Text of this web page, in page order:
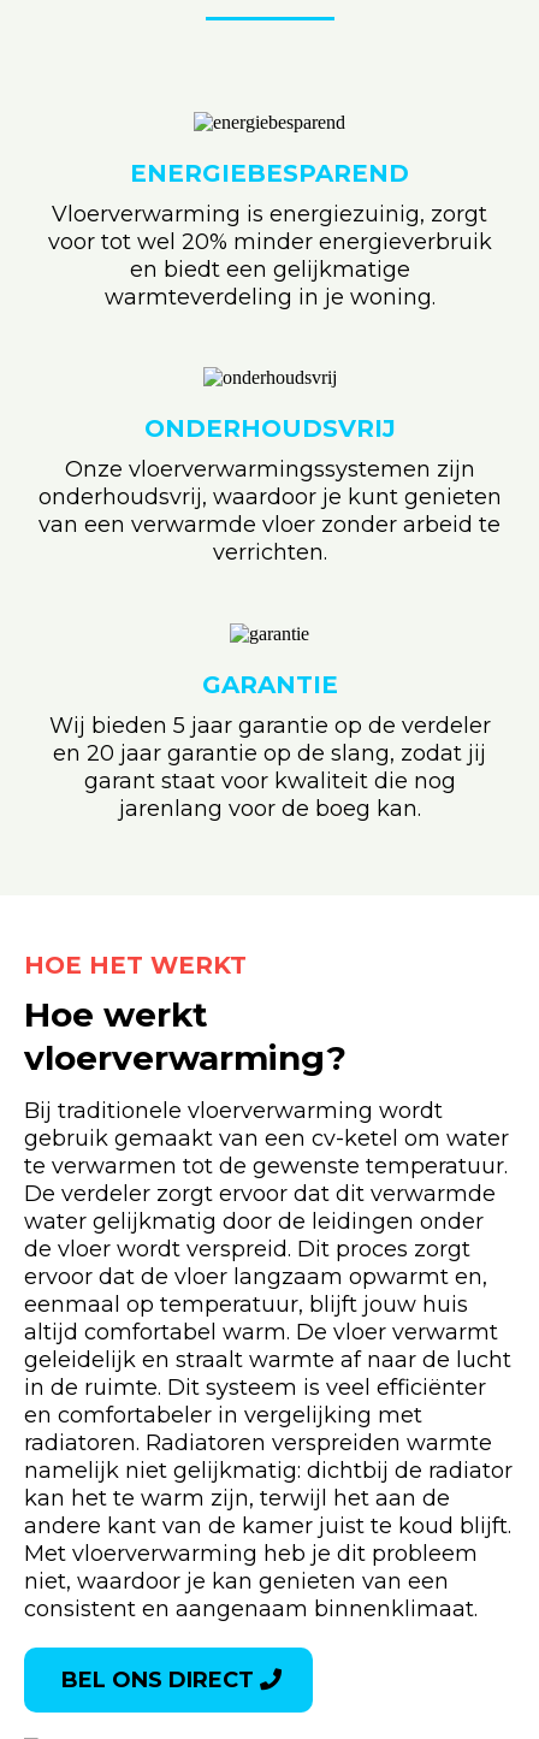
ENERGIEBESPAREND
Vloerverwarming is energiezuinig, zorgt
voor tot wel 20% minder energieverbruik
en biedt een gelijkmatige
warmteverdeling in je woning.
ONDERHOUDSVRIJ
Onze vloerverwarmingssystemen zijn
onderhoudsvrij, waardoor je kunt genieten
van een verwarmde vloer zonder arbeid te
verrichten.
GARANTIE
Wij bieden 5 jaar garantie op de verdeler
en 20 jaar garantie op de slang, zodat jij
garant staat voor kwaliteit die nog
jarenlang voor de boeg kan.
HOE HET WERKT
Hoe werkt
vloerverwarming?
Bij traditionele vloerverwarming wordt
gebruik gemaakt van een cv-ketel om water
te verwarmen tot de gewenste temperatuur.
De verdeler zorgt ervoor dat dit verwarmde
water gelijkmatig door de leidingen onder
de vloer wordt verspreid. Dit proces zorgt
ervoor dat de vloer langzaam opwarmt en,
eenmaal op temperatuur, blijft jouw huis
altijd comfortabel warm. De vloer verwarmt
geleidelijk en straalt warmte af naar de lucht
in de ruimte. Dit systeem is veel efficiënter
en comfortabeler in vergelijking met
radiatoren. Radiatoren verspreiden warmte
namelijk niet gelijkmatig: dichtbij de radiator
kan het te warm zijn, terwijl het aan de
andere kant van de kamer juist te koud blijft.
Met vloerverwarming heb je dit probleem
niet, waardoor je kan genieten van een
consistent en aangenaam binnenklimaat.
BEL ONS DIRECT